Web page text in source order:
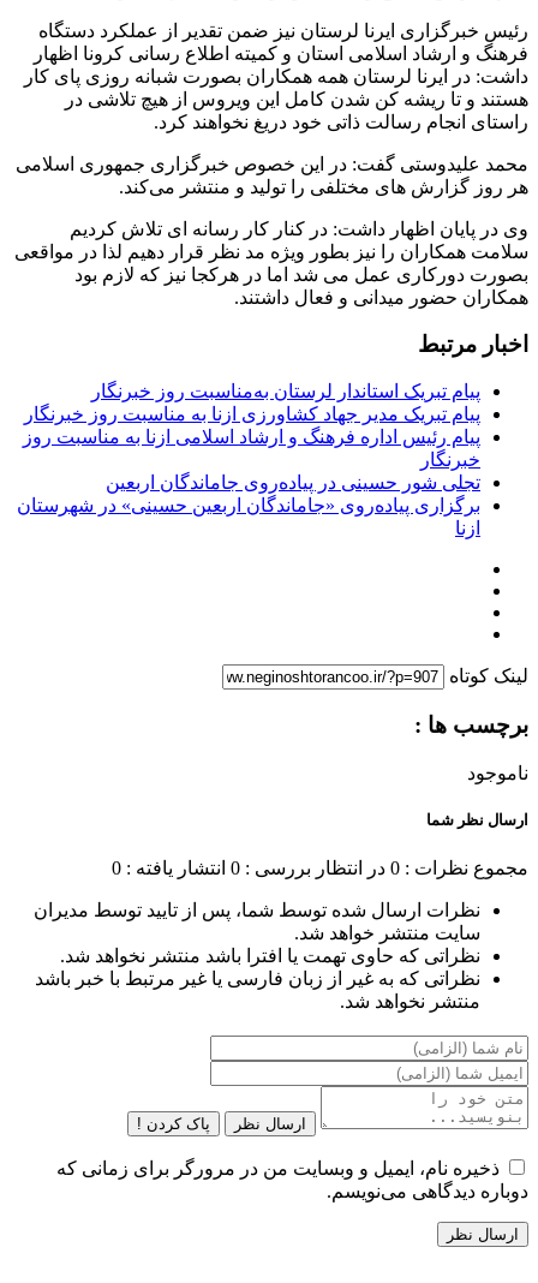
رئیس خبرگزاری ایرنا لرستان نیز ضمن تقدیر از عملکرد دستگاه
فرهنگ و ارشاد اسلامی استان و کمیته اطلاع رسانی کرونا اظهار
داشت: در ایرنا لرستان همه همکاران بصورت شبانه روزی پای کار
هستند و تا ریشه کن شدن کامل این ویروس از هیچ تلاشی در
راستای انجام رسالت ذاتی خود دریغ نخواهند کرد.
محمد علیدوستی گفت: در این خصوص خبرگزاری جمهوری اسلامی
هر روز گزارش های مختلفی را تولید و منتشر می‌کند.
وی در پایان اظهار داشت: در کنار کار رسانه ای تلاش کردیم
سلامت همکاران را نیز بطور ویژه مد نظر قرار دهیم لذا در مواقعی
بصورت دورکاری عمل می شد اما در هرکجا نیز که لازم بود
همکاران حضور میدانی و فعال داشتند.
اخبار مرتبط
پیام تبریک استاندار لرستان به‌مناسبت روز خبرنگار
پیام تبریک مدیر جهاد کشاورزی ازنا به مناسبت روز خبرنگار
پیام رئیس اداره فرهنگ و ارشاد اسلامی ازنا به مناسبت روز
خبرنگار
تجلی شور حسینی در پیاده‌روی جاماندگان اربعین
برگزاری پیاده‌روی «جاماندگان اربعین حسینی» در شهرستان
ازنا
لینک کوتاه
برچسب ها :
ناموجود
ارسال نظر شما
مجموع نظرات : 0 در انتظار بررسی : 0 انتشار یافته : 0
نظرات ارسال شده توسط شما، پس از تایید توسط مدیران
سایت منتشر خواهد شد.
نظراتی که حاوی تهمت یا افترا باشد منتشر نخواهد شد.
نظراتی که به غیر از زبان فارسی یا غیر مرتبط با خبر باشد
منتشر نخواهد شد.
ارسال نظر پاک کردن !
ذخیره نام، ایمیل و وبسایت من در مرورگر برای زمانی که
دوباره دیدگاهی می‌نویسم.